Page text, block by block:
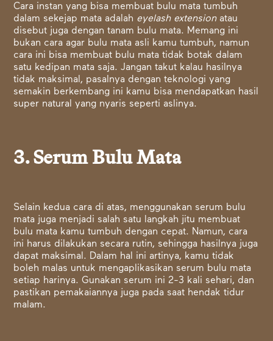
Cara instan yang bisa membuat bulu mata tumbuh
dalam sekejap mata adalah eyelash extensionatau
disebut juga dengan tanam bulu mata. Memang ini
bukan cara agar bulu mata asli kamu tumbuh, namun
cara ini bisa membuat bulu mata tidak botak dalam
satu kedipan mata saja. Jangan takut kalau hasilnya
tidak maksimal, pasalnya dengan teknologi yang
semakin berkembang ini kamu bisa mendapatkan hasil
super natural yang nyaris seperti aslinya.
3. Serum Bulu Mata
Selain kedua cara di atas, menggunakan serum bulu
mata juga menjadi salah satu langkah jitu membuat
bulu mata kamu tumbuh dengan cepat. Namun, cara
ini harus dilakukan secara rutin, sehingga hasilnya juga
dapat maksimal. Dalam hal ini artinya, kamu tidak
boleh malas untuk mengaplikasikan serum bulu mata
setiap harinya. Gunakan serum ini 2-3 kali sehari, dan
pastikan pemakaiannya juga pada saat hendak tidur
malam.